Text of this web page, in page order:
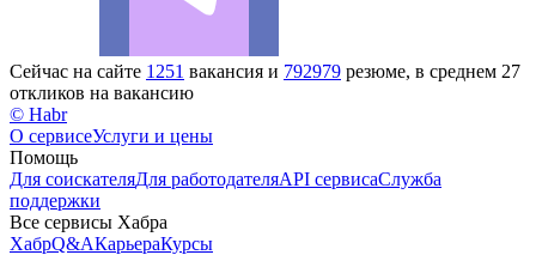
Сейчас на сайте 1251 вакансия и 792979 резюме, в среднем 27
откликов на вакансию
© Habr
О сервисеУслуги и цены
Помощь
Для соискателяДля работодателяAPI сервисаСлужба
поддержки
Все сервисы Хабра
ХабрQ&AКарьераКурсы